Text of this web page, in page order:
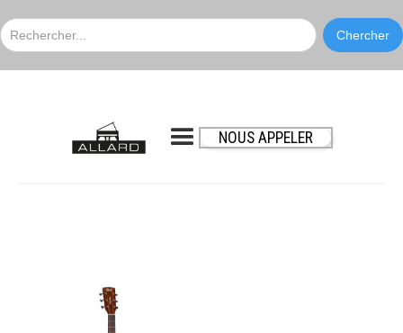
NOUS APPELER